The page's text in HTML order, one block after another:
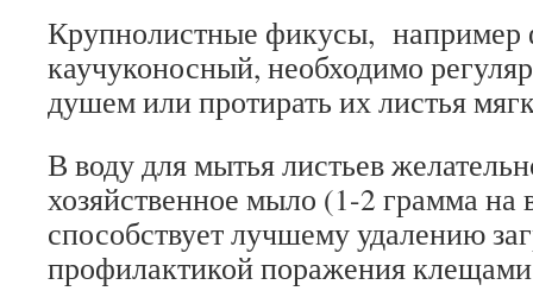
Крупнолистные фикусы, например
каучуконосный, необходимо
душем или протирать их листья
В воду для мытья листьев
хозяйственное мыло (1-2 грамма на
способствует лучшему удалению
профилактикой поражения